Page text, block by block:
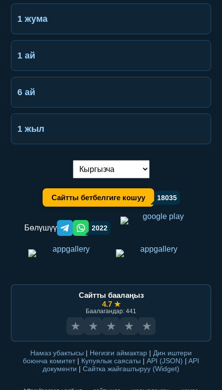
1 жума
1 ай
6 ай
1 жыл
Тилди алмаштыруу:
Сайтты бетбелгиге кошуу 18035
Бөлүшүү Telegram orqali ulashish
WhatsApp orqali ulashish
2022
Сайтты баалаңыз
4.7 ★
Баалагандар: 441
★ ★ ★ ★ ★
Намаз убактысы | Негизги аймактар | Дин иштери
боюнча комитет | Купуялык саясаты | API (JSON) | API
документи | Сайтка жайгаштыруу (Widget)